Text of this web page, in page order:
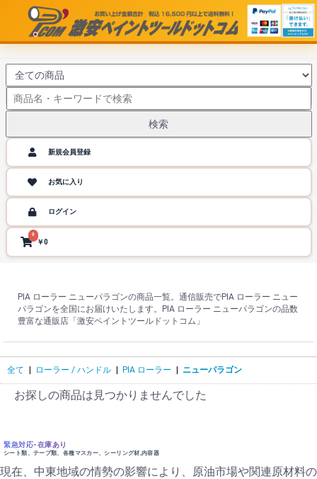
検索
新規会員登録
お気に入り
ログイン
0
￥0
PIA ローラー ニューパラゴンの商品一覧。通信販売でPIA ローラー ニュー
パラゴンを全国にお届けいたします。PIA ローラー ニューパラゴンの品数
豊富な通販店「激安ペイントツールドットコム」
全て | ローラー / ハンドル | PIA ローラー | ニューパラゴン
お探しの商品は見つかりませんでした
緊急対応-在庫あり
シート類、テープ類、各種マスカー、シーリング材,内容器
現在、中東地域の情勢の影響により、原油市場や関連原材料の